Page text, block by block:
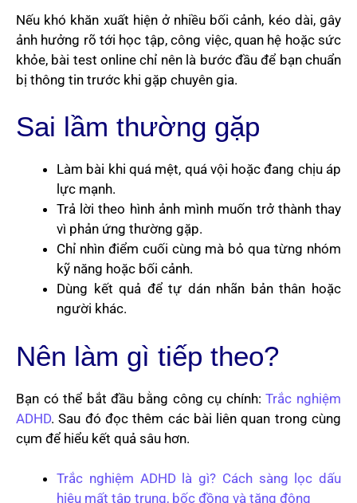
Nếu khó khăn xuất hiện ở nhiều bối cảnh, kéo dài, gây
ảnh hưởng rõ tới học tập, công việc, quan hệ hoặc sức
khỏe, bài test online chỉ nên là bước đầu để bạn chuẩn
bị thông tin trước khi gặp chuyên gia.
Sai lầm thường gặp
Làm bài khi quá mệt, quá vội hoặc đang chịu áp
lực mạnh.
Trả lời theo hình ảnh mình muốn trở thành thay
vì phản ứng thường gặp.
Chỉ nhìn điểm cuối cùng mà bỏ qua từng nhóm
kỹ năng hoặc bối cảnh.
Dùng kết quả để tự dán nhãn bản thân hoặc
người khác.
Nên làm gì tiếp theo?
Bạn có thể bắt đầu bằng công cụ chính:Trắc nghiệm
ADHD. Sau đó đọc thêm các bài liên quan trong cùng
cụm để hiểu kết quả sâu hơn.
Trắc nghiệm ADHD là gì? Cách sàng lọc dấu
hiệu mất tập trung, bốc đồng và tăng động